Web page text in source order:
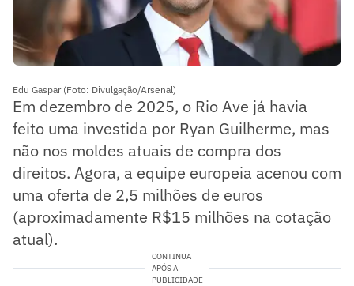
Edu Gaspar (Foto: Divulgação/Arsenal)
Em dezembro de 2025, o Rio Ave já havia
feito uma investida por Ryan Guilherme, mas
não nos moldes atuais de compra dos
direitos. Agora, a equipe europeia acenou com
uma oferta de 2,5 milhões de euros
(aproximadamente R$15 milhões na cotação
atual).
CONTINUA
APÓS A
PUBLICIDADE